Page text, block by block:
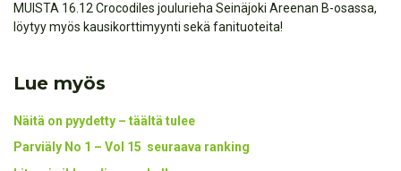
MUISTA 16.12 Crocodiles joulurieha Seinäjoki Areenan B-osassa,
löytyy myös kausikorttimyynti sekä fanituoteita!
Lue myös
Näitä on pyydetty – täältä tulee
Parviäly No 1 – Vol 15 seuraava ranking